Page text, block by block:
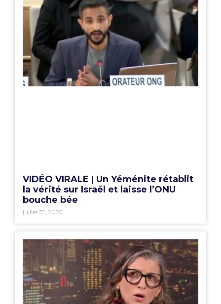
VIDÉO VIRALE | Un Yéménite rétablit
la vérité sur Israël et laisse l’ONU
bouche bée
juillet 31, 2025